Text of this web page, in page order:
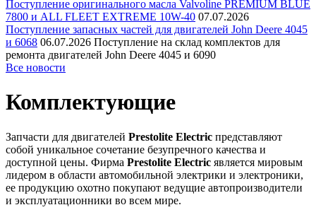
Поступление оригинального масла Valvoline PREMIUM BLUE
7800 и ALL FLEET EXTREME 10W-40 07.07.2026
Поступление запасных частей для двигателей John Deere 4045
и 6068 06.07.2026 Поступление на склад комплектов для
ремонта двигателей John Deere 4045 и 6090
Все новости
Комплектующие
Запчасти для двигателей Prestolite Electric представляют
собой уникальное сочетание безупречного качества и
доступной цены. Фирма Prestolite Electric является мировым
лидером в области автомобильной электрики и электроники,
ее продукцию охотно покупают ведущие автопроизводители
и эксплуатационники во всем мире.